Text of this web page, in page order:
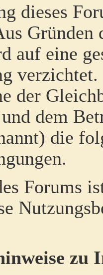
dieses
Gründen
auf eine
der
dem
die
Forums
zu